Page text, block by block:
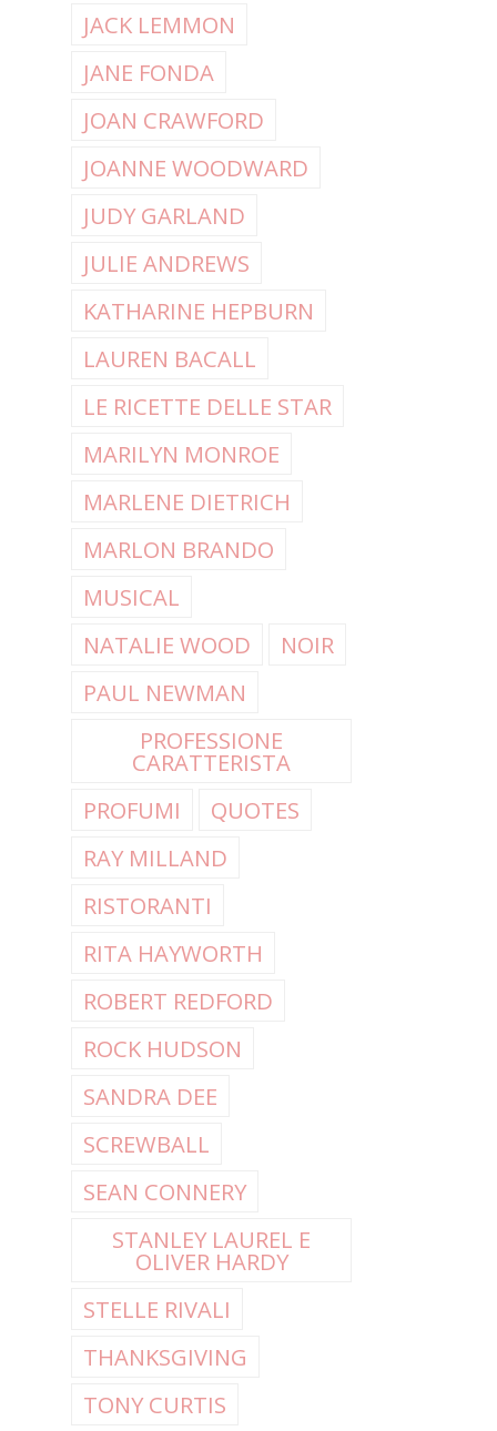
JACK LEMMON
JANE FONDA
JOAN CRAWFORD
JOANNE WOODWARD
JUDY GARLAND
JULIE ANDREWS
KATHARINE HEPBURN
LAUREN BACALL
LE RICETTE DELLE STAR
MARILYN MONROE
MARLENE DIETRICH
MARLON BRANDO
MUSICAL
NATALIE WOOD
NOIR
PAUL NEWMAN
PROFESSIONE
CARATTERISTA
PROFUMI
QUOTES
RAY MILLAND
RISTORANTI
RITA HAYWORTH
ROBERT REDFORD
ROCK HUDSON
SANDRA DEE
SCREWBALL
SEAN CONNERY
STANLEY LAUREL E
OLIVER HARDY
STELLE RIVALI
THANKSGIVING
TONY CURTIS